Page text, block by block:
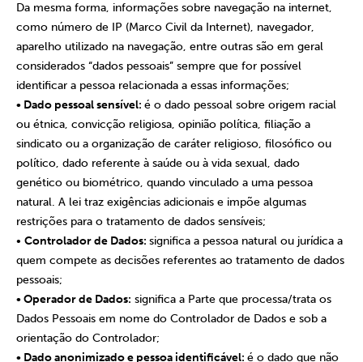
Da mesma forma, informações sobre navegação na internet,
como número de IP (Marco Civil da Internet), navegador,
aparelho utilizado na navegação, entre outras são em geral
considerados “dados pessoais” sempre que for possível
identificar a pessoa relacionada a essas informações;
• Dado pessoal sensível: é o dado pessoal sobre origem racial
ou étnica, convicção religiosa, opinião política, filiação a
sindicato ou a organização de caráter religioso, filosófico ou
político, dado referente à saúde ou à vida sexual, dado
genético ou biométrico, quando vinculado a uma pessoa
natural. A lei traz exigências adicionais e impõe algumas
restrições para o tratamento de dados sensíveis;
• Controlador de Dados: significa a pessoa natural ou jurídica a
quem compete as decisões referentes ao tratamento de dados
pessoais;
• Operador de Dados: significa a Parte que processa/trata os
Dados Pessoais em nome do Controlador de Dados e sob a
orientação do Controlador;
• Dado anonimizado e pessoa identificável: é o dado que não